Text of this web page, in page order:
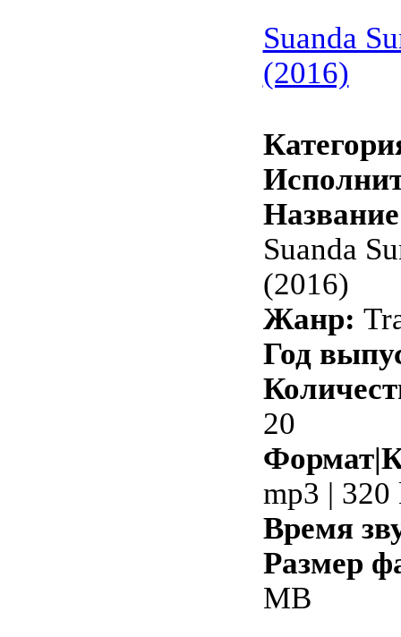
Suanda
(2016)
Suanda
(2016)
Жанр:
Год
20
mp3 | 320
Время
Размер
MB